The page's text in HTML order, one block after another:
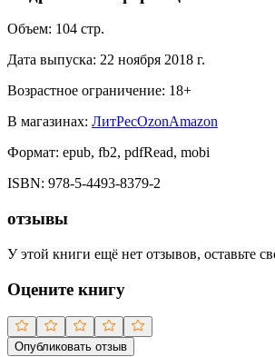
Объем: 104 стр.
Дата выпуска: 22 ноября 2018 г.
Возрастное ограничение: 18+
В магазинах: ЛитРесOzonAmazon
Формат: epub, fb2, pdfRead, mobi
ISBN: 978-5-4493-8379-2
отзывы
У этой книги ещё нет отзывов, оставьте
Оцените книгу
Опубликовать отзыв